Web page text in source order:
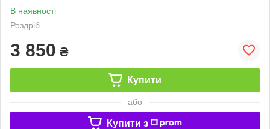
В наявності
Роздріб
3 850 ₴
Купити
або
Купити з